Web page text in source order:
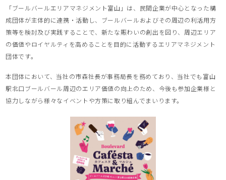
「ブールバールエリアマネジメント富山」は、民間企業が中心となった構
成団体が主体的に連携・活動し、ブールバールおよびその周辺の利活用方
策等を検討及び実践することで、新たな賑わいの創出を図り、周辺エリア
の価値やロイヤルティを高めることを目的に活動するエリアマネジメント
団体です。
本団体において、当社の市森社長が事務局長を務めており、当社でも富山
駅北口ブールバール周辺のエリア価値の向上のため、今後も参加企業様と
協力しながら様々なイベントや方策に取り組んでまいります。